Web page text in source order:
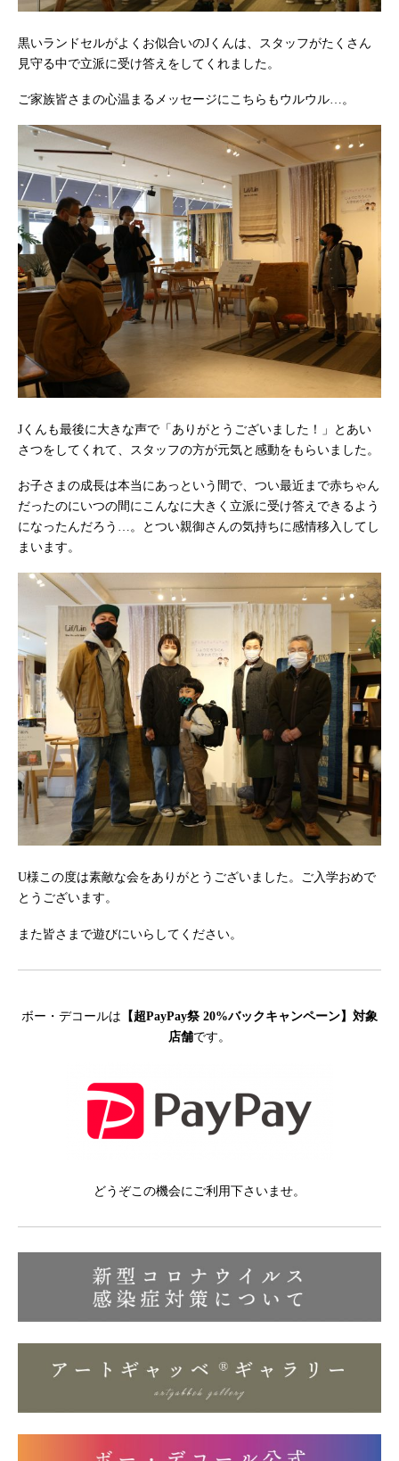
黒いランドセルがよくお似合いのJくんは、スタッフがたくさん
見守る中で立派に受け答えをしてくれました。
ご家族皆さまの心温まるメッセージにこちらもウルウル…。
Jくんも最後に大きな声で「ありがとうございました！」とあい
さつをしてくれて、スタッフの方が元気と感動をもらいました。
お子さまの成長は本当にあっという間で、つい最近まで赤ちゃん
だったのにいつの間にこんなに大きく立派に受け答えできるよう
になったんだろう…。とつい親御さんの気持ちに感情移入してし
まいます。
U様この度は素敵な会をありがとうございました。ご入学おめで
とうございます。
また皆さまで遊びにいらしてください。
ボー・デコールは 【超PayPay祭 20%バックキャンペーン】対象
店舗です。
どうぞこの機会にご利用下さいませ。